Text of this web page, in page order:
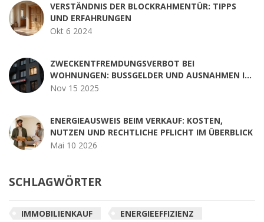
VERSTÄNDNIS DER BLOCKRAHMENTÜR: TIPPS
UND ERFAHRUNGEN
Okt 6 2024
ZWECKENTFREMDUNGSVERBOT BEI
WOHNUNGEN: BUSSGELDER UND AUSNAHMEN IN D
EUTSCHLAND 2025
Nov 15 2025
ENERGIEAUSWEIS BEIM VERKAUF: KOSTEN,
NUTZEN UND RECHTLICHE PFLICHT IM ÜBERBLICK
Mai 10 2026
SCHLAGWÖRTER
IMMOBILIENKAUF
ENERGIEEFFIZIENZ